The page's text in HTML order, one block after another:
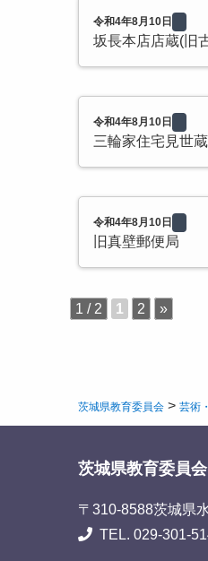
令和4年8月10日
坂長本店店蔵(旧
令和4年8月10日
三輪家住宅見世
令和4年8月10日
旧真壁郵便局
1 / 2 1 2 »
茨城県教育委員会 > 芸術
茨城県教育委員会
〒310-8588茨城県
TEL. 029-301-